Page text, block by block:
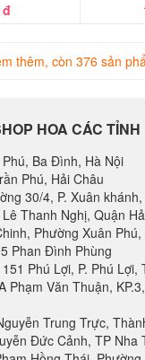
đ
thêm, còn 376 sản
HOA CÁC TỈNH
Ba Đình, Hà Nội
Phú, Hải Châu
30/4, P. Xuân
Thanh Nghị, Quận
Phường Xuân Phú,
Phan Đình Phùng
Phú Lợi, P. Phú Lợi,
Phạm Văn Thuận,
Trung Trực,
Đức Cảnh, TP Nha